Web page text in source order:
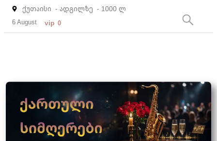
ქუთაისი - ადგილზე - 1000 ლ
6 August vip 0